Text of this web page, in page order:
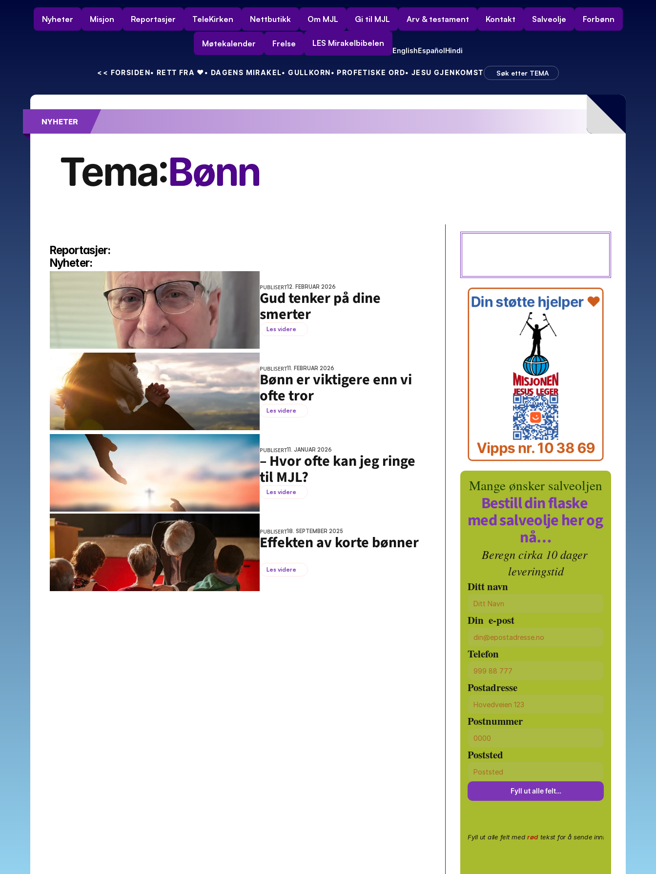
Nyheter Misjon Reportasjer TeleKirken Nettbutikk Om MJL Gi til MJL Arv & testament Kontakt Salveolje Forbønn
Møtekalender Frelse LES Mirakelbibelen
EnglishEspañolHindi
<< FORSIDEN• RETT FRA ❤️• DAGENS MIRAKEL• GULLKORN• PROFETISKE ORD• JESU GJENKOMST Søk etter TEMA
NYHETER Feiret 55-års bryllupsdag – med kraft! Da dukket elektriker Rudolf opp!
Tema:Bønn
Reportasjer:
Nyheter:
PUBLISERT12. FEBRUAR 2026
Gud tenker på dine
smerter
Les videre
PUBLISERT11. FEBRUAR 2026
Bønn er viktigere enn vi
ofte tror
Les videre
PUBLISERT11. JANUAR 2026
– Hvor ofte kan jeg ringe
til MJL?
Les videre
PUBLISERT18. SEPTEMBER 2025
Effekten av korte bønner
Les videre
Din støtte hjelper ❤️
Vipps nr. 10 38 69
Mange ønsker salveoljen
Bestill din flaske
med salveolje her og
nå…
Beregn cirka 10 dager
leveringstid
Ditt navn
Din  e-post
Telefon
Postadresse
Postnummer
Poststed
Fyll ut alle felt…
Fyll ut alle felt med rødtekst for å sende inn!